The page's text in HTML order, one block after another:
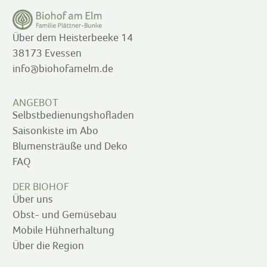
Über dem Heisterbeeke 14
38173 Evessen
info@biohofamelm.de
ANGEBOT
Selbstbedienungshofladen
Saisonkiste im Abo
Blumensträuße und Deko
FAQ
DER BIOHOF
Über uns
Obst- und Gemüsebau
Mobile Hühnerhaltung
Über die Region